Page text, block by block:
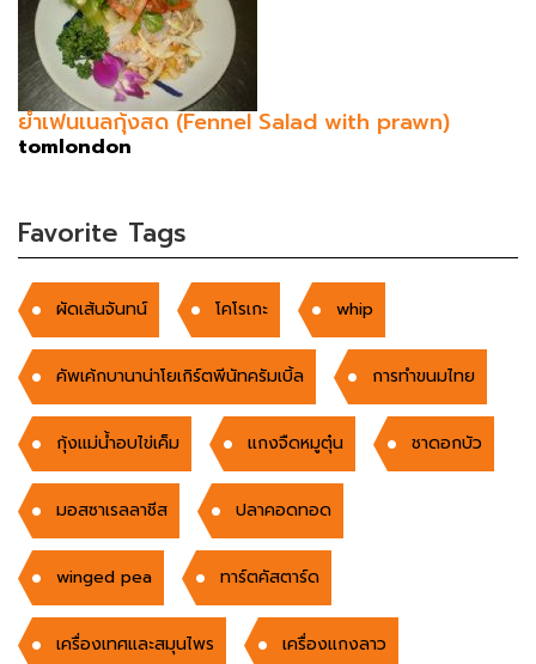
ยำเฟนเนลกุ้งสด (Fennel Salad with prawn)
tomlondon
Favorite Tags
ผัดเส้นจันทน์ โคโรเกะ whip
คัพเค้กบานาน่าโยเกิร์ตพีนัทครัมเบิ้ล การทำขนมไทย
กุ้งแม่น้ำอบไข่เค็ม แกงจืดหมูตุ๋น ชาดอกบัว
มอสซาเรลลาชีส ปลาคอดทอด
winged pea ทาร์ตคัสตาร์ด
เครื่องเทศและสมุนไพร เครื่องแกงลาว